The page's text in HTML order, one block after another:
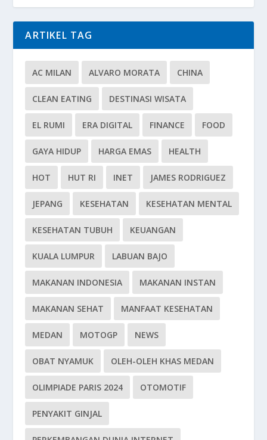
ARTIKEL TAG
AC MILAN ALVARO MORATA CHINA
CLEAN EATING DESTINASI WISATA
EL RUMI ERA DIGITAL FINANCE FOOD
GAYA HIDUP HARGA EMAS HEALTH
HOT HUT RI INET JAMES RODRIGUEZ
JEPANG KESEHATAN KESEHATAN MENTAL
KESEHATAN TUBUH KEUANGAN
KUALA LUMPUR LABUAN BAJO
MAKANAN INDONESIA MAKANAN INSTAN
MAKANAN SEHAT MANFAAT KESEHATAN
MEDAN MOTOGP NEWS
OBAT NYAMUK OLEH-OLEH KHAS MEDAN
OLIMPIADE PARIS 2024 OTOMOTIF
PENYAKIT GINJAL